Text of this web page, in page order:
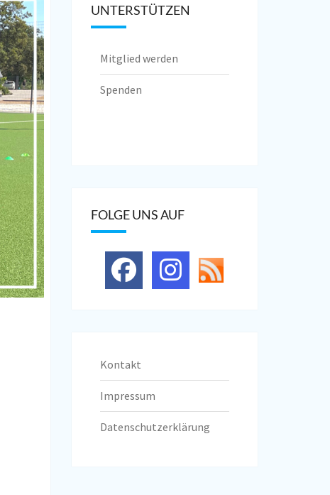
UNTERSTÜTZEN
Mitglied werden
Spenden
FOLGE UNS AUF
Kontakt
Impressum
Datenschutzerklärung